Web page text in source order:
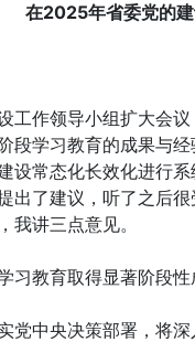
在2025年省委党的
工作领导小组扩大会
段学习教育的成果与
设常态化长效化进行
出了建议，听了之后
我讲三点意见。
习教育取得显著阶段性
党中央决策部署，将